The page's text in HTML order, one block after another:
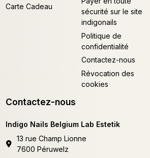
Carte Cadeau
sécurité sur le site
indigonails
Politique de
confidentialité
Contactez-nous
Révocation des
cookies
Contactez-nous
Indigo Nails Belgium Lab Estetik
13 rue Champ Lionne
7600 Péruwelz